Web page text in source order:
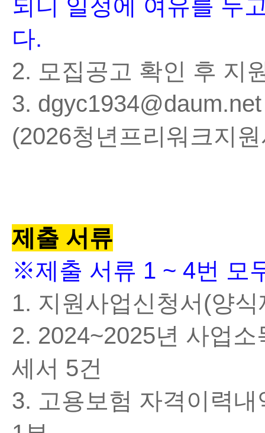
되니 일정에 여유를 두
다.
2. 모집공고 확인 후 지
3.
(2026청년프리워크지
제출 서류
※제출 서류 1 ~ 4번 모
1. 지원사업신청서(양
2. 2024~2025년 사업
세서 5건
3. 고용보험 자격이력